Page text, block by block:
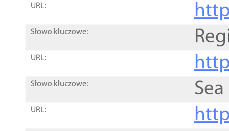
URL:
Słowo kluczowe:
URL:
Słowo kluczowe:
URL: